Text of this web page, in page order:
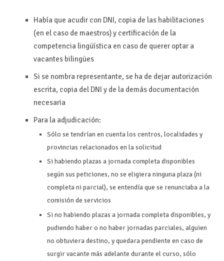
Había que acudir con DNI, copia de las habilitaciones
(en el caso de maestros) y certificación de la
competencia lingüística en caso de querer optar a
vacantes bilingües
Si se nombra representante, se ha de dejar autorización
escrita, copia del DNI y de la demás documentación
necesaria
Para la adjudicación:
Sólo se tendrían en cuenta los centros, localidades y
provincias relacionados en la solicitud
Si habiendo plazas a jornada completa disponibles
según sus peticiones, no se eligiera ninguna plaza (ni
completa ni parcial), se entendía que se renunciaba a la
comisión de servicios
Si no habiendo plazas a jornada completa disponibles, y
pudiendo haber o no haber jornadas parciales, alguien
no obtuviera destino, y quedara pendiente en caso de
surgir vacante más adelante durante el curso, sólo